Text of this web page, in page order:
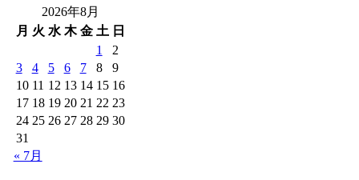
2026年8月
月 火 水 木 金 土 日
1
2
3
4 5 6 7 8
9
10 11 12 13 14 15 16
17 18 19 20 21 22 23
24 25 26 27 28 29 30
31
« 7月